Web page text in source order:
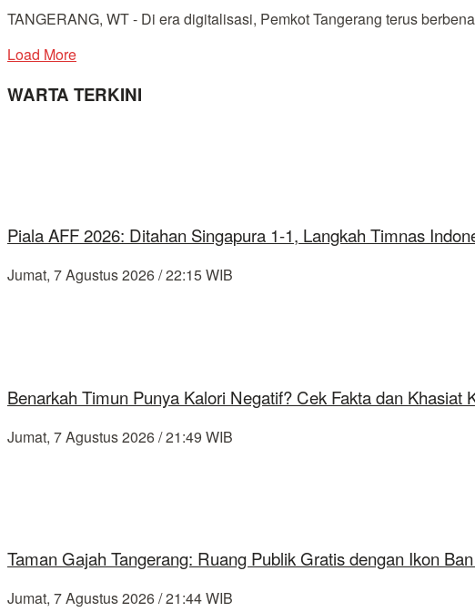
TANGERANG, WT - Di era digitalisasi, Pemkot Tangerang terus
Load More
WARTA TERKINI
Piala AFF 2026: Ditahan Singapura 1-1, Langkah Timnas
Jumat, 7 Agustus 2026 / 22:15 WIB
Benarkah Timun Punya Kalori Negatif? Cek Fakta dan Khasiat
Jumat, 7 Agustus 2026 / 21:49 WIB
Taman Gajah Tangerang: Ruang Publik Gratis dengan Ikon
Jumat, 7 Agustus 2026 / 21:44 WIB